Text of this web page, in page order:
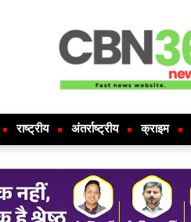
राष्ट्रीय अंतर्राष्ट्रीय क्राइम